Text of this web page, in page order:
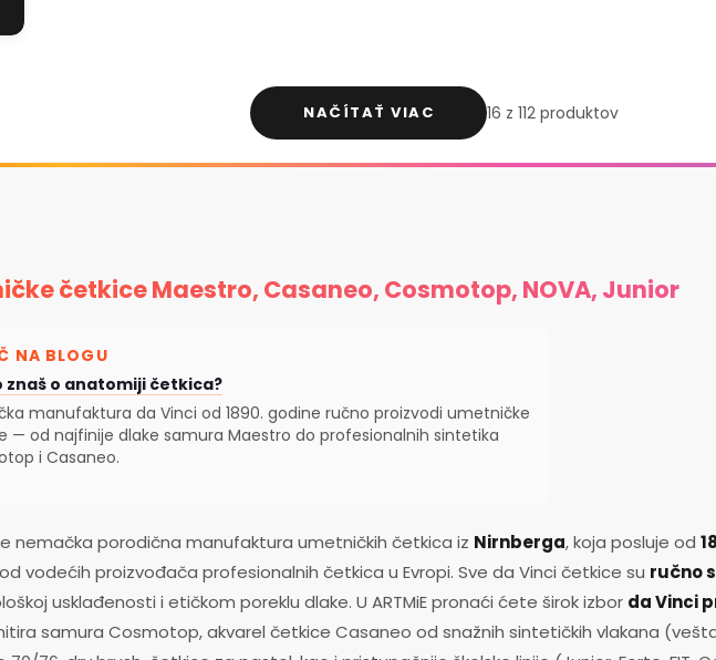
NAČÍTAŤ VIAC 16 z 112 produktov
četkice Maestro, Casaneo, Cosmotop, NOVA, Junior
NA BLOGU
znaš o anatomiji četkica?
manufaktura da Vinci od 1890. godine ručno proizvodi umetničke
— od najfinije dlake samura Maestro do profesionalnih sintetika
i Casaneo.
nemačka porodična manufaktura umetničkih četkica iz Nirnberga, koja posluje od
vodećih proizvođača profesionalnih četkica u Evropi. Sve da Vinci četkice su ručno
usklađenosti i etičkom poreklu dlake. U ARTMiE pronaći ćete širok izbor da Vinci
samura Cosmotop, akvarel četkice Casaneo od snažnih sintetičkih vlakana